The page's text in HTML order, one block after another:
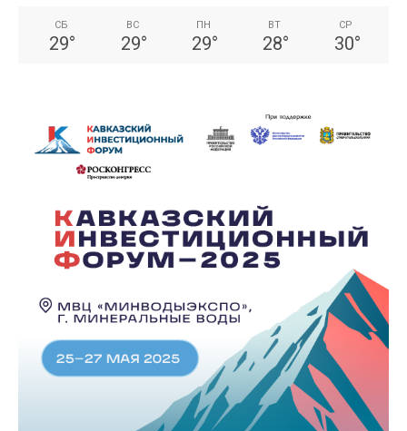
СБ
29°
ВС
29°
ПН
29°
ВТ
28°
СР
30°